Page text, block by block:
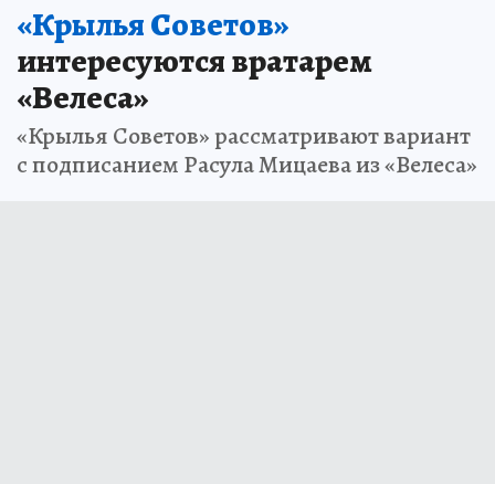
«Крылья Советов»
интересуются вратарем
«Велеса»
«Крылья Советов» рассматривают вариант
с подписанием Расула Мицаева из «Велеса»